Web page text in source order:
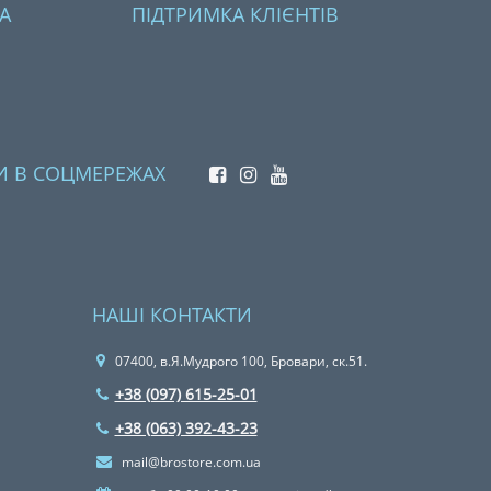
ПІДТРИМКА КЛІЄНТІВ
В СОЦМЕРЕЖАХ
НАШІ КОНТАКТИ
07400, в.Я.Мудрого 100, Бровари, ск.51.
+38 (097) 615-25-01
+38 (063) 392-43-23
mail@brostore.com.ua